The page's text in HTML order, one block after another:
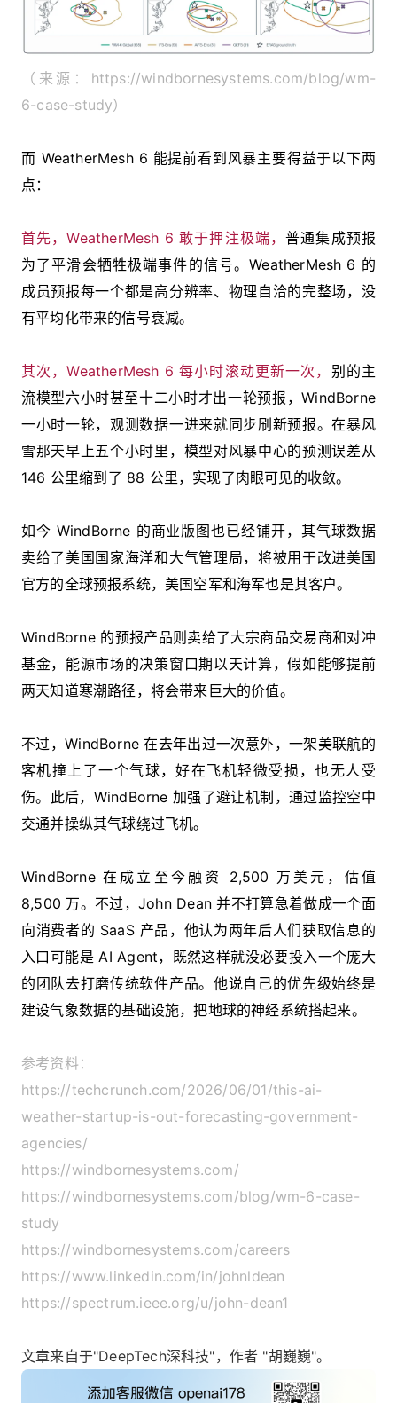
（来源：https://windbornesystems.com/blog/wm-
6-case-study）
而 WeatherMesh 6 能提前看到风暴主要得益于以下两
点：
首先，WeatherMesh 6 敢于押注极端，普通集成预报
为了平滑会牺牲极端事件的信号。WeatherMesh 6 的
成员预报每一个都是高分辨率、物理自洽的完整场，没
有平均化带来的信号衰减。
其次，WeatherMesh 6 每小时滚动更新一次， 别的主
流模型六小时甚至十二小时才出一轮预报，WindBorne
一小时一轮，观测数据一进来就同步刷新预报。在暴风
雪那天早上五个小时里，模型对风暴中心的预测误差从
146 公里缩到了 88 公里，实现了肉眼可见的收敛。
如今 WindBorne 的商业版图也已经铺开，其气球数据
卖给了美国国家海洋和大气管理局，将被用于改进美国
官方的全球预报系统，美国空军和海军也是其客户。
WindBorne 的预报产品则卖给了大宗商品交易商和对冲
基金，能源市场的决策窗口期以天计算，假如能够提前
两天知道寒潮路径，将会带来巨大的价值。
不过，WindBorne 在去年出过一次意外，一架美联航的
客机撞上了一个气球，好在飞机轻微受损，也无人受
伤。此后，WindBorne 加强了避让机制，通过监控空中
交通并操纵其气球绕过飞机。
WindBorne 在成立至今融资 2,500 万美元，估值
8,500 万。不过，John Dean 并不打算急着做成一个面
向消费者的 SaaS 产品，他认为两年后人们获取信息的
入口可能是 AI Agent，既然这样就没必要投入一个庞大
的团队去打磨传统软件产品。他说自己的优先级始终是
建设气象数据的基础设施，把地球的神经系统搭起来。
参考资料：
https://techcrunch.com/2026/06/01/this-ai-
weather-startup-is-out-forecasting-government-
agencies/
https://windbornesystems.com/
https://windbornesystems.com/blog/wm-6-case-
study
https://windbornesystems.com/careers
https://www.linkedin.com/in/johnldean
https://spectrum.ieee.org/u/john-dean1
文章来自于"DeepTech深科技"，作者 "胡巍巍"。